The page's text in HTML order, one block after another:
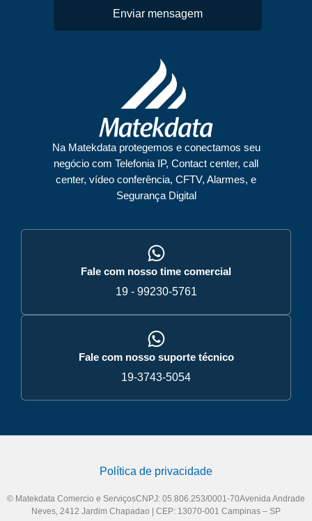
Enviar mensagem
Na Matekdata protegemos e conectamos seu
negócio com Telefonia IP, Contact center, call
center, vídeo conferência, CFTV, Alarmes, e
Segurança Digital
Fale com nosso time comercial
19 - 99230-5761
Fale com nosso suporte técnico
19-3743-5054
Política de privacidade
© Matekdata Comercio e ServiçosCNPJ: 05.806.253/0001-70Avenida Andrade
Neves, 2412 Jardim Chapadao | CEP: 13070-001 Campinas – SP